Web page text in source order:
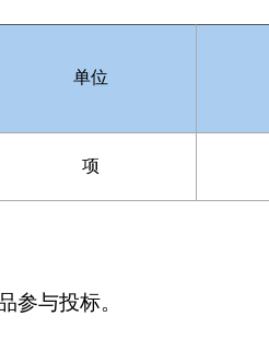
单位
项
参与投标。